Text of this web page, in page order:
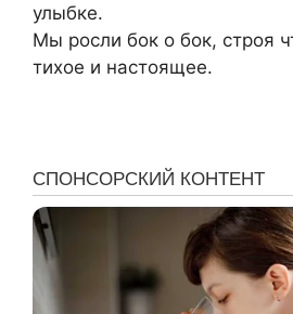
улыбке.
Мы росли бок о бок, строя
тихое и настоящее.